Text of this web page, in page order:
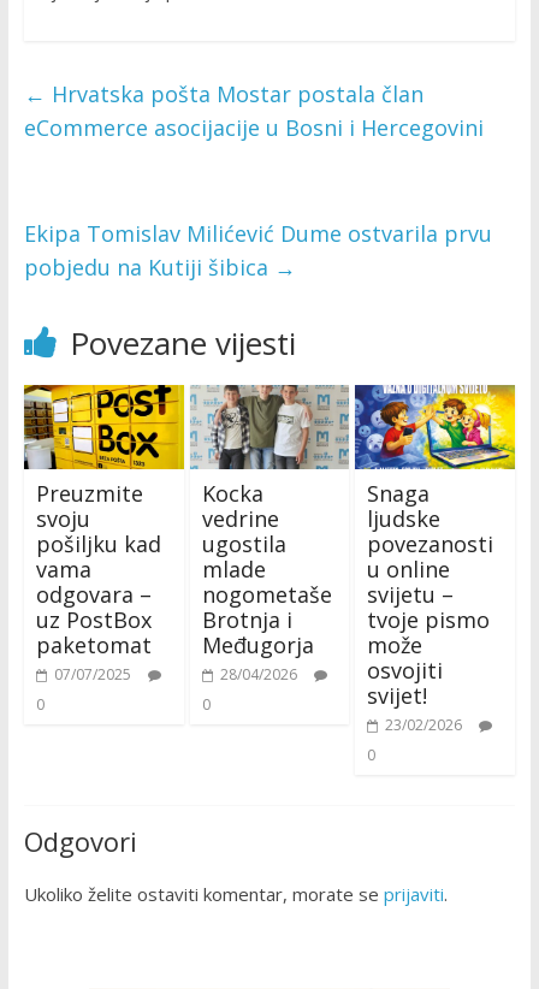
← Hrvatska pošta Mostar postala član
eCommerce asocijacije u Bosni i Hercegovini
Ekipa Tomislav Milićević Dume ostvarila prvu
pobjedu na Kutiji šibica →
Povezane vijesti
Preuzmite
svoju
pošiljku kad
vama
odgovara –
uz PostBox
paketomat
07/07/2025
0
Kocka
vedrine
ugostila
mlade
nogometaše
Brotnja i
Međugorja
28/04/2026
0
Snaga
ljudske
povezanosti
u online
svijetu –
tvoje pismo
može
osvojiti
svijet!
23/02/2026
0
Odgovori
Ukoliko želite ostaviti komentar, morate se prijaviti.